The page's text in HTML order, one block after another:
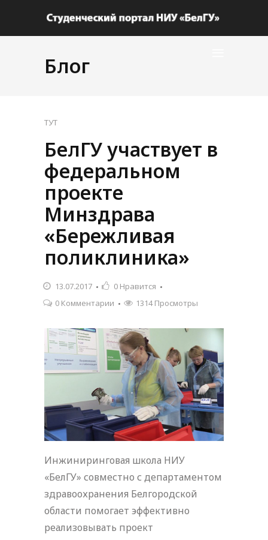
Блог
ТУТ
БелГУ участвует в
федеральном
проекте
Минздрава
«Бережливая
поликлиника»
13.07.2017 0 Нравится
0 Комментарии
1314 Просмотры
Инжиниринговая школа НИУ
«БелГУ» совместно с департаментом
здравоохранения Белгородской
области помогает эффективно
реализовывать проект